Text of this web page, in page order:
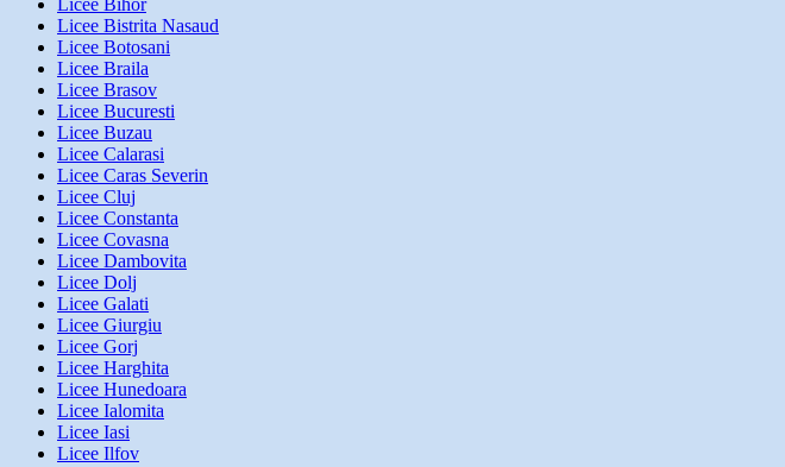
Licee Bihor
Licee Bistrita Nasaud
Licee Botosani
Licee Braila
Licee Brasov
Licee Bucuresti
Licee Buzau
Licee Calarasi
Licee Caras Severin
Licee Cluj
Licee Constanta
Licee Covasna
Licee Dambovita
Licee Dolj
Licee Galati
Licee Giurgiu
Licee Gorj
Licee Harghita
Licee Hunedoara
Licee Ialomita
Licee Iasi
Licee Ilfov